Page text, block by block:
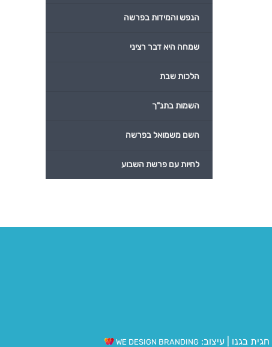
הנפש והמידות בפרשה
שמחה היא דבר רציני
הלכות שבת
השמות בתנ"ך
השם משמואל בפרשה
לחיות עם פרשת השבוע
חגית בגנו עיצוב: WE DESIGN BRANDING